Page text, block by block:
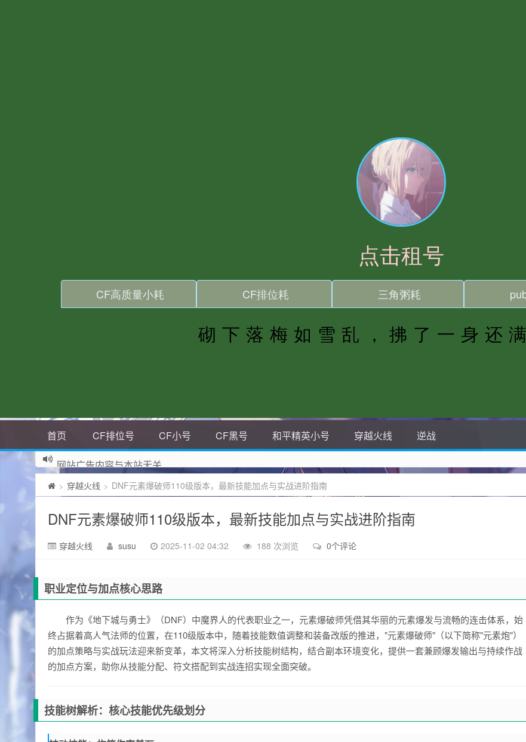
首页 CF排位号 CF小号 CF黑号 和平精英小号 穿越火线 逆战
网站广告内容与本站无关
> 穿越火线 > DNF元素爆破师110级版本，最新技能加点与实战进阶指南
DNF元素爆破师110级版本，最新技能加点与实战进阶指南
穿越火线 susu 2025-11-02 04:32 188 次浏览 0个评论
职业定位与加点核心思路
作为《地下城与勇士》（DNF）中魔界人的代表职业之一，元素爆破师凭借其华丽的元素爆发与流畅的连击体系，始
终占据着高人气法师的位置，在110级版本中，随着技能数值调整和装备改版的推进，"元素爆破师"（以下简称"元素炮"）
的加点策略与实战玩法迎来新变革，本文将深入分析技能树结构，结合副本环境变化，提供一套兼顾爆发输出与持续作战
的加点方案，助你从技能分配、符文搭配到实战连招实现全面突破。
技能树解析：核心技能优先级划分